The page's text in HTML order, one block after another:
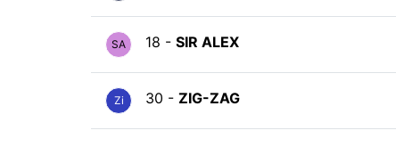
SA 18 - SIR ALEX
Zi 30 - ZIG-ZAG